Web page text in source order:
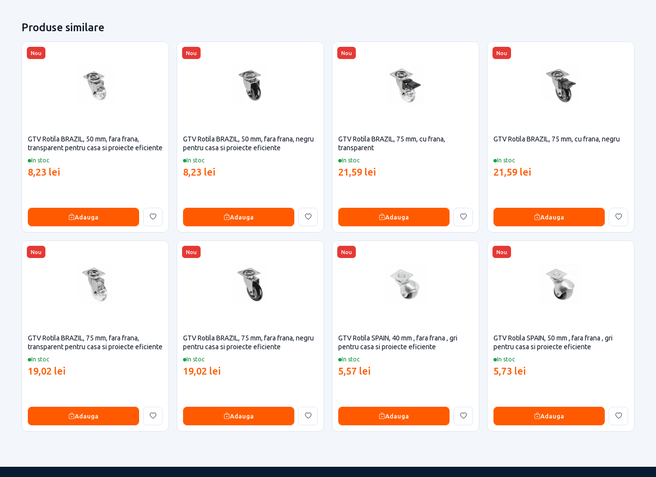
Produse similare
Nou
In stoc
GTV Rotila BRAZIL, 50 mm, fara frana,
transparent pentru casa si proiecte eficiente
8,23 lei
Adauga
Nou
In stoc
GTV Rotila BRAZIL, 50 mm, fara frana, negru
pentru casa si proiecte eficiente
8,23 lei
Adauga
Nou
In stoc
GTV Rotila BRAZIL, 75 mm, cu frana,
transparent
21,59 lei
Adauga
Nou
In stoc
GTV Rotila BRAZIL, 75 mm, cu frana, negru
21,59 lei
Adauga
Nou
In stoc
GTV Rotila BRAZIL, 75 mm, fara frana,
transparent pentru casa si proiecte eficiente
19,02 lei
Adauga
Nou
In stoc
GTV Rotila BRAZIL, 75 mm, fara frana, negru
pentru casa si proiecte eficiente
19,02 lei
Adauga
Nou
In stoc
GTV Rotila SPAIN, 40 mm , fara frana , gri
pentru casa si proiecte eficiente
5,57 lei
Adauga
Nou
In stoc
GTV Rotila SPAIN, 50 mm , fara frana , gri
pentru casa si proiecte eficiente
5,73 lei
Adauga